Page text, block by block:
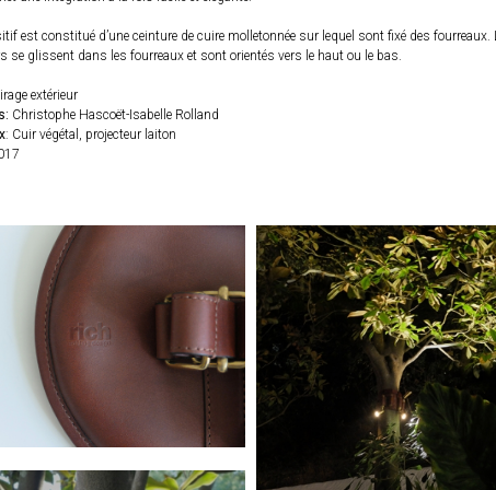
est constitué d’une ceinture de cuire molletonnée sur lequel sont fixé des fourreaux.
se glissent dans les fourreaux et sont orientés vers le haut ou le bas.
extérieur
Christophe Hascoët-Isabelle Rolland
: Cuir végétal, projecteur laiton